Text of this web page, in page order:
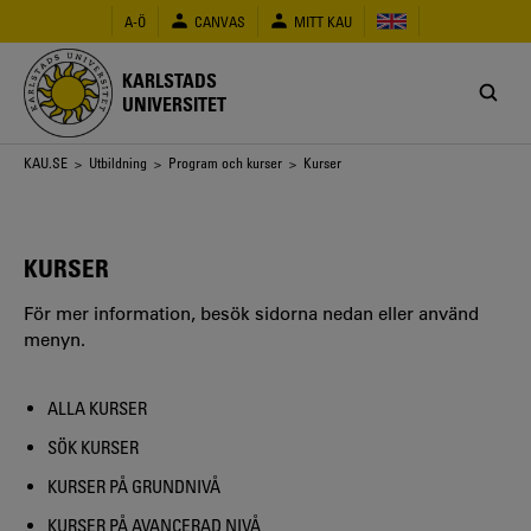
huvudinnehåll
A-Ö CANVAS MITT KAU
KARLSTADS
UNIVERSITET
Länkstig
KAU.SE > Utbildning > Program och kurser > Kurser
KURSER
För mer information, besök sidorna nedan eller använd
menyn.
ALLA KURSER
SÖK KURSER
KURSER PÅ GRUNDNIVÅ
KURSER PÅ AVANCERAD NIVÅ